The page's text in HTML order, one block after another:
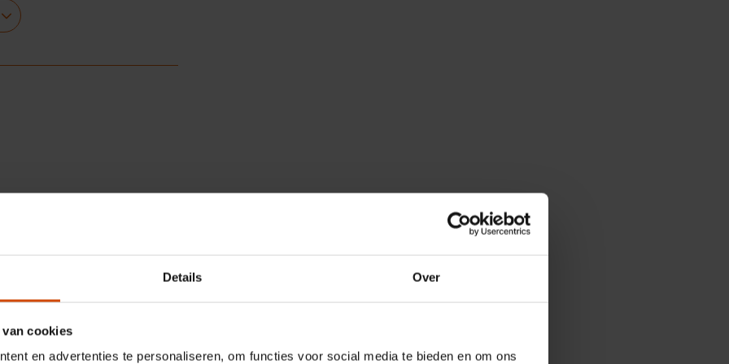
Details Over
cookies
en advertenties te personaliseren, om functies voor social media te bieden en om ons
zonder snoer gebruikt.